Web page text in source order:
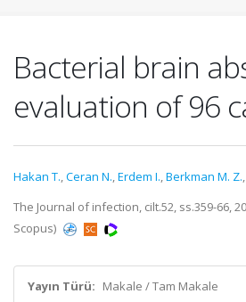
Bacterial brain
evaluation of 96
Hakan T.,Ceran N.,Erdem I.,Berkman M. Z.,
The Journal of infection, cilt.52, ss.359-66,
Scopus)
Yayın Türü: Makale / Tam Makale